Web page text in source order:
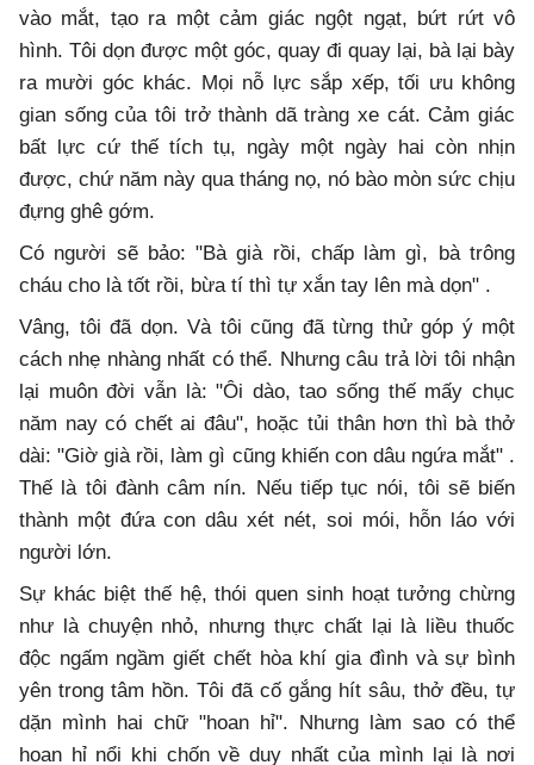
vào mắt, tạo ra một cảm giác ngột ngạt, bứt rứt vô
hình. Tôi dọn được một góc, quay đi quay lại, bà lại bày
ra mười góc khác. Mọi nỗ lực sắp xếp, tối ưu không
gian sống của tôi trở thành dã tràng xe cát. Cảm giác
bất lực cứ thế tích tụ, ngày một ngày hai còn nhịn
được, chứ năm này qua tháng nọ, nó bào mòn sức chịu
đựng ghê gớm.
Có người sẽ bảo: "Bà già rồi, chấp làm gì, bà trông
cháu cho là tốt rồi, bừa tí thì tự xắn tay lên mà dọn" .
Vâng, tôi đã dọn. Và tôi cũng đã từng thử góp ý một
cách nhẹ nhàng nhất có thể. Nhưng câu trả lời tôi nhận
lại muôn đời vẫn là: "Ôi dào, tao sống thế mấy chục
năm nay có chết ai đâu", hoặc tủi thân hơn thì bà thở
dài: "Giờ già rồi, làm gì cũng khiến con dâu ngứa mắt" .
Thế là tôi đành câm nín. Nếu tiếp tục nói, tôi sẽ biến
thành một đứa con dâu xét nét, soi mói, hỗn láo với
người lớn.
Sự khác biệt thế hệ, thói quen sinh hoạt tưởng chừng
như là chuyện nhỏ, nhưng thực chất lại là liều thuốc
độc ngấm ngầm giết chết hòa khí gia đình và sự bình
yên trong tâm hồn. Tôi đã cố gắng hít sâu, thở đều, tự
dặn mình hai chữ "hoan hỉ". Nhưng làm sao có thể
hoan hỉ nổi khi chốn về duy nhất của mình lại là nơi